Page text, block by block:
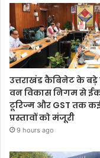
उत्तराखंड कैबिनेट के
वन विकास निगम से
टूरिज्म और GST तक
प्रस्तावों को मंजूरी
9 hours ago